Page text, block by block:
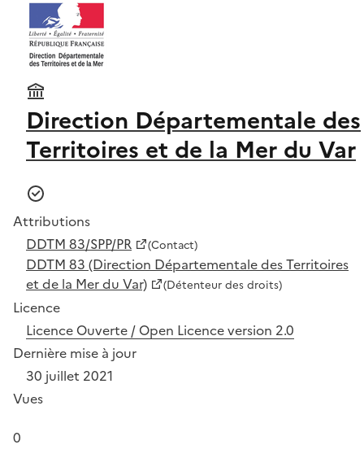
Direction Départementale des
Territoires et de la Mer du Var
Attributions
DDTM 83/SPP/PR
(Contact)
DDTM 83 (Direction Départementale des Territoires
et de la Mer du Var)
(Détenteur des droits)
Licence
Licence Ouverte / Open Licence version 2.0
Dernière mise à jour
30 juillet 2021
Vues
0